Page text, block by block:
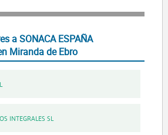
a SONACA ESPAÑA
Miranda de Ebro
INTEGRALES SL